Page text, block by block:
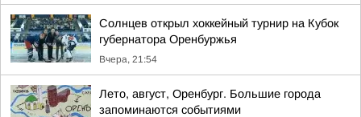
Солнцев открыл хоккейный турнир на Кубок
губернатора Оренбуржья
Вчера, 21:54
Лето, август, Оренбург. Большие города
запоминаются событиями